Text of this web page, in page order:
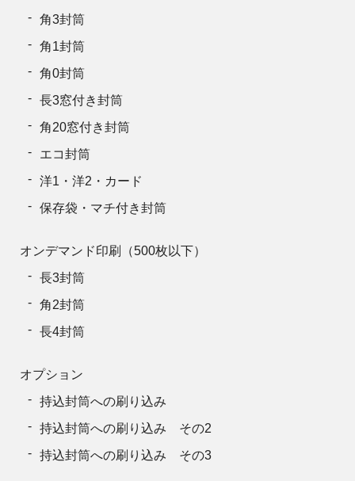
角3封筒
角1封筒
角0封筒
長3窓付き封筒
角20窓付き封筒
エコ封筒
洋1・洋2・カード
保存袋・マチ付き封筒
オンデマンド印刷（500枚以下）
長3封筒
角2封筒
長4封筒
オプション
持込封筒への刷り込み
持込封筒への刷り込み その2
持込封筒への刷り込み その3